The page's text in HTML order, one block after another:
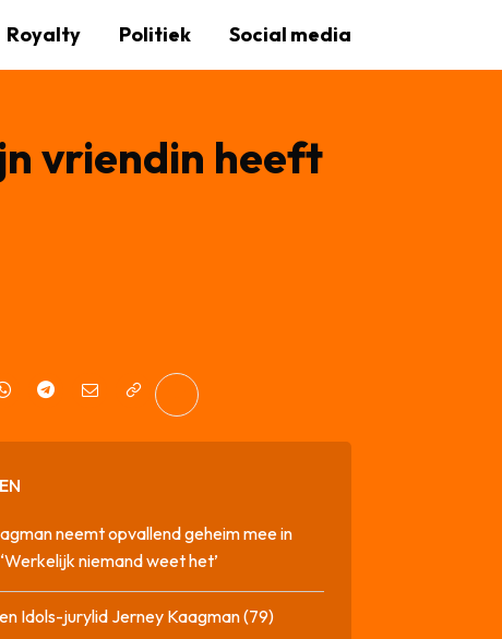
Royalty Politiek Social media
vriendin heeft
neemt opvallend geheim mee in
niemand weet het’
Idols-jurylid Jerney Kaagman (79)